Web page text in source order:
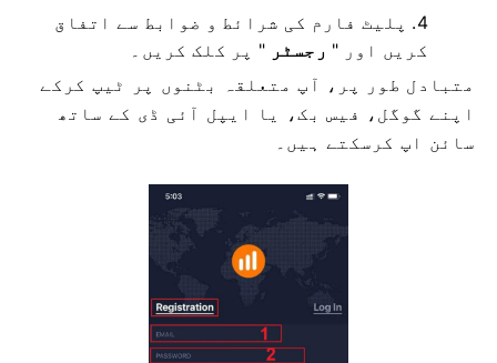
پلیٹ فارم کی شرائط و ضوابط سے اتفاق
کریں اور " رجسٹر " پر کلک کریں۔
متبادل طور پر، آپ متعلقہ بٹنوں پر ٹیپ کرکے
اپنے گوگل، فیس بک، یا ایپل آئی ڈی کے ساتھ
سائن اپ کرسکتے ہیں۔